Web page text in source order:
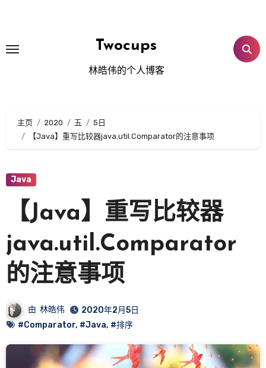
内
Twocups
林皓伟的个人博客
主页 2020 五
5日
【Java】重写比较器java.util.Comparator的注意事项
Java
【Java】重写比较器
java.util.Comparator
的注意事项
由 林皓伟
2020年2月5日
#Comparator, #Java, #排序